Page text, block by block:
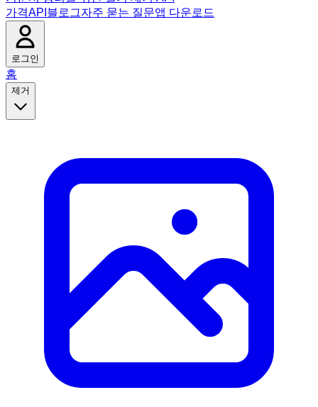
가격API 블로그자주 묻는 질문앱 다운로드
로그인
홈
제거